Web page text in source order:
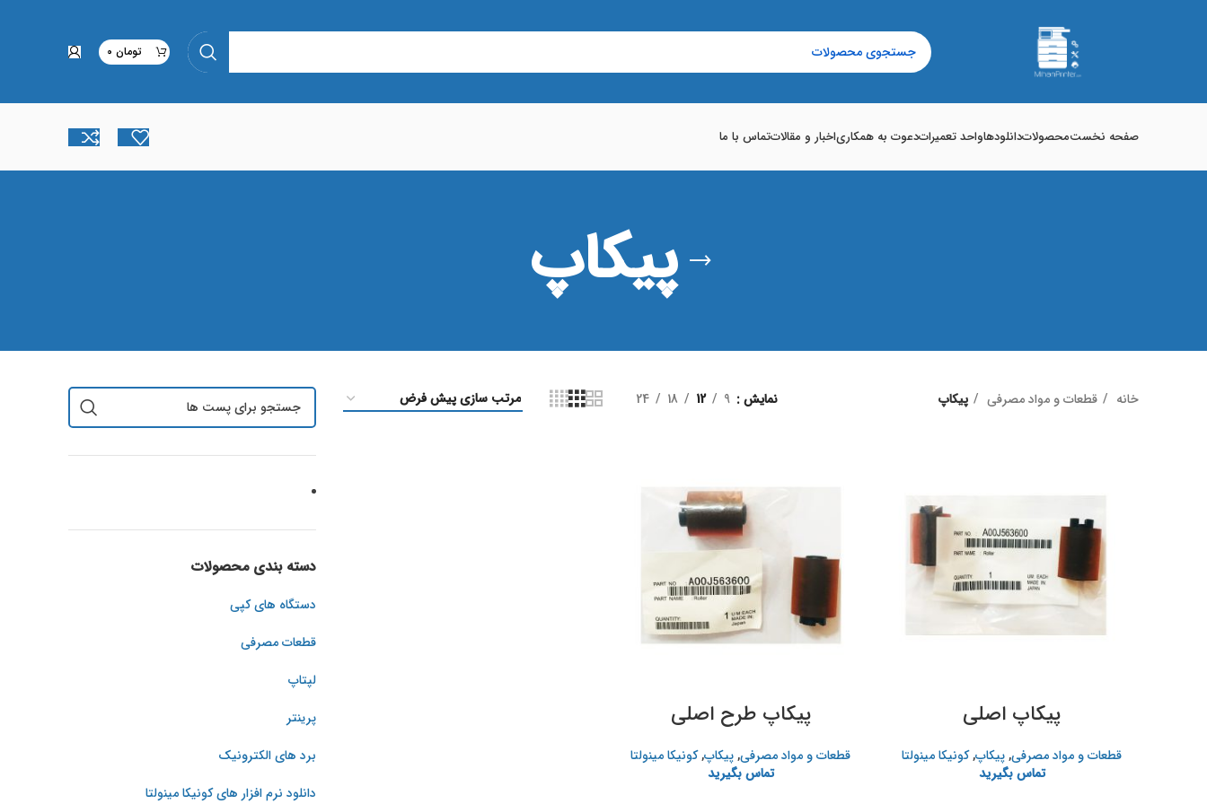
تومان
صفحه نخستمحصولاتدانلودهاواحد تعمیراتدعوت به همکاریاخبار و مقالاتتماس با ما
پیکاپ
دسته بندی محصولات
دستگاه های کپی
قطعات مصرفی
لپتاپ
پرینتر
برد های الکترونیک
دانلود نرم افزار های کونیکا مینولتا
خانه قطعات و مواد مصرفی پیکاپ نمایش 9
12
18
24
پیکاپ اصلی
قطعات و مواد مصرفی,پیکاپ,کونیکا مینولتا
تماس بگیرید
پیکاپ طرح اصلی
قطعات و مواد مصرفی,پیکاپ,کونیکا مینولتا
تماس بگیرید